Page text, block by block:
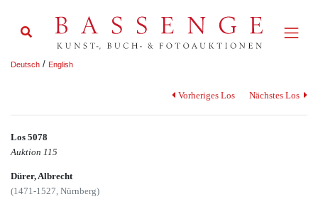
Deutsch / English
Vorheriges Los Nächstes Los
Los 5078
Auktion 115
Dürer, Albrecht
(1471-1527, Nürnberg)